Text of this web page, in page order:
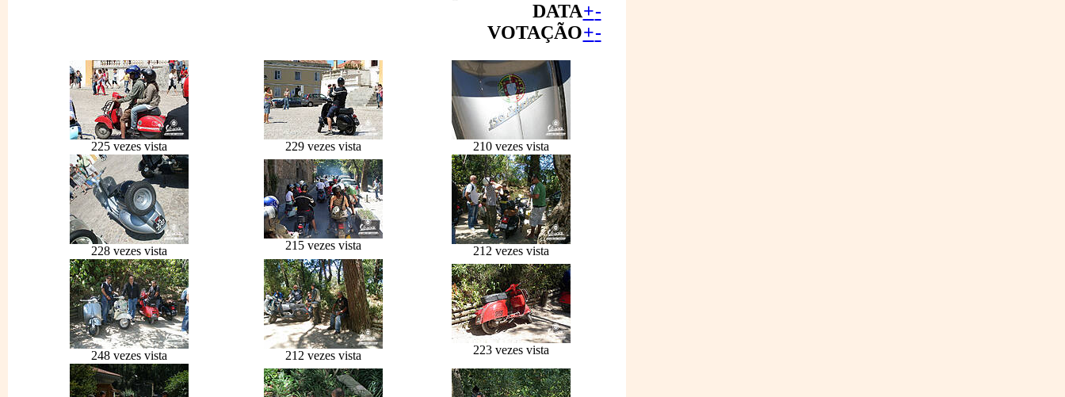
DATA+-
VOTAÇÃO+-
225 vezes vista 229 vezes vista 210 vezes vista
228 vezes vista 215 vezes vista 212 vezes vista
248 vezes vista 212 vezes vista 223 vezes vista